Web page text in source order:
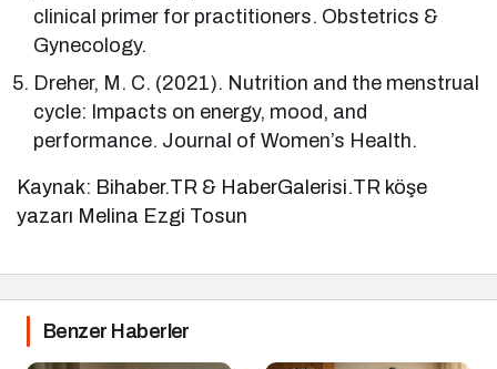
clinical primer for practitioners. Obstetrics &
Gynecology.
Dreher, M. C. (2021). Nutrition and the menstrual
cycle: Impacts on energy, mood, and
performance. Journal of Women’s Health.
Kaynak: Bihaber.TR & HaberGalerisi.TR köşe
yazarı Melina Ezgi Tosun
Benzer Haberler